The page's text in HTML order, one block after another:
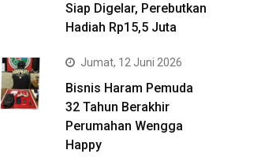
Siap Digelar, Perebutkan
Hadiah Rp15,5 Juta
Jumat, 12 Juni 2026
Bisnis Haram Pemuda
32 Tahun Berakhir
Perumahan Wengga
Happy